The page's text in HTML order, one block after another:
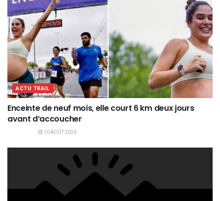
ACTU TRAIL
Enceinte de neuf mois, elle court 6 km deux jours
avant d’accoucher
10 AOÛT 2026